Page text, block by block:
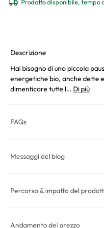
Prodotto disponibile, tempo
Descrizione
Hai bisogno di una piccola
energetiche bio, anche dette
dimenticare tutte l… Di più
FAQs
Messaggi del blog
Percorso & impatto del
Andamento del prezzo